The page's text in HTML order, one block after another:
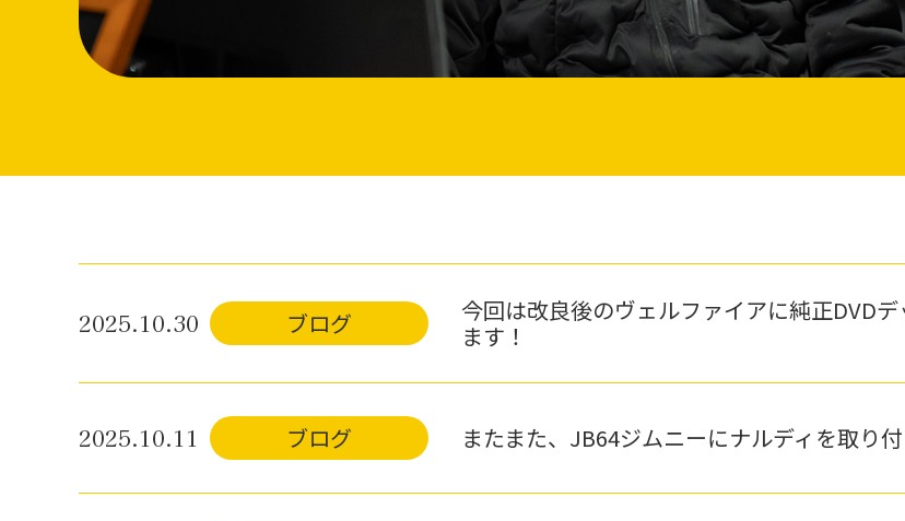
2025.10.30 ブログ
今回は改良後のヴェルファイアに純正DVD
ます！
2025.10.11 ブログ またまた、JB64ジムニーにナルディを取り